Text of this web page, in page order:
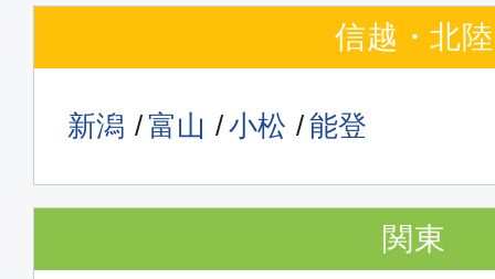
信越・北陸
新潟 富山 小松 能登
関東